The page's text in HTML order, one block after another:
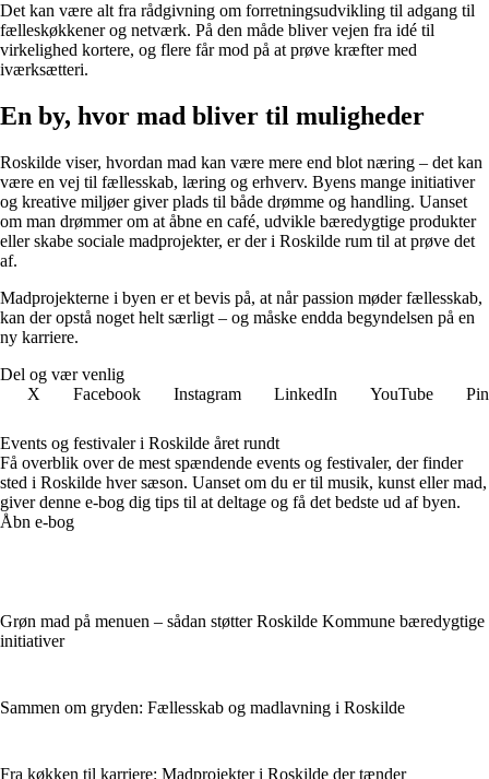
Det kan være alt fra rådgivning om forretningsudvikling til adgang til
fælleskøkkener og netværk. På den måde bliver vejen fra idé til
virkelighed kortere, og flere får mod på at prøve kræfter med
iværksætteri.
En by, hvor mad bliver til muligheder
Roskilde viser, hvordan mad kan være mere end blot næring – det kan
være en vej til fællesskab, læring og erhverv. Byens mange initiativer
og kreative miljøer giver plads til både drømme og handling. Uanset
om man drømmer om at åbne en café, udvikle bæredygtige produkter
eller skabe sociale madprojekter, er der i Roskilde rum til at prøve det
af.
Madprojekterne i byen er et bevis på, at når passion møder fællesskab,
kan der opstå noget helt særligt – og måske endda begyndelsen på en
ny karriere.
Del og vær venlig
X
Facebook Instagram LinkedIn YouTube
Events og festivaler i Roskilde året rundt
Få overblik over de mest spændende events og festivaler, der finder
sted i Roskilde hver sæson. Uanset om du er til musik, kunst eller mad,
giver denne e-bog dig tips til at deltage og få det bedste ud af byen.
Åbn e-bog
Grøn mad på menuen – sådan støtter Roskilde Kommune bæredygtige
initiativer
Sammen om gryden: Fællesskab og madlavning i Roskilde
Fra køkken til karriere: Madprojekter i Roskilde der tænder